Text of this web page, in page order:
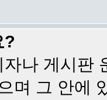
?
나 게시판
며 그 안에